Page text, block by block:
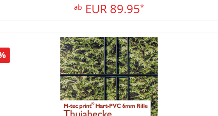
ab EUR 89.95*